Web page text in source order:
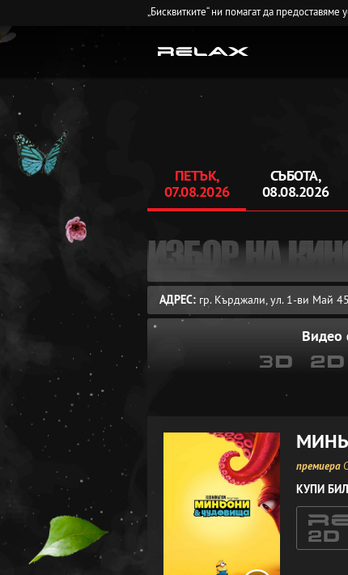
„Бисквитките“ ни помагат да
ПЕТЪК,
07.08.2026
СЪБОТА,
08.08.2026
ИЗБОР НА
АДРЕС: гр. Кърджали, ул. 1-ви Май
Видео
премиера
КУПИ